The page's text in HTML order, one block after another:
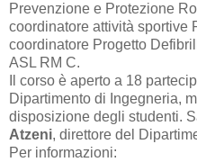
Prevenzione e Protezione
coordinatore attività sportive
coordinatore Progetto
ASL RM C.
Il corso è aperto a 18
Dipartimento di Ingegneria,
disposizione degli studenti.
Atzeni, direttore del
Per informazioni: